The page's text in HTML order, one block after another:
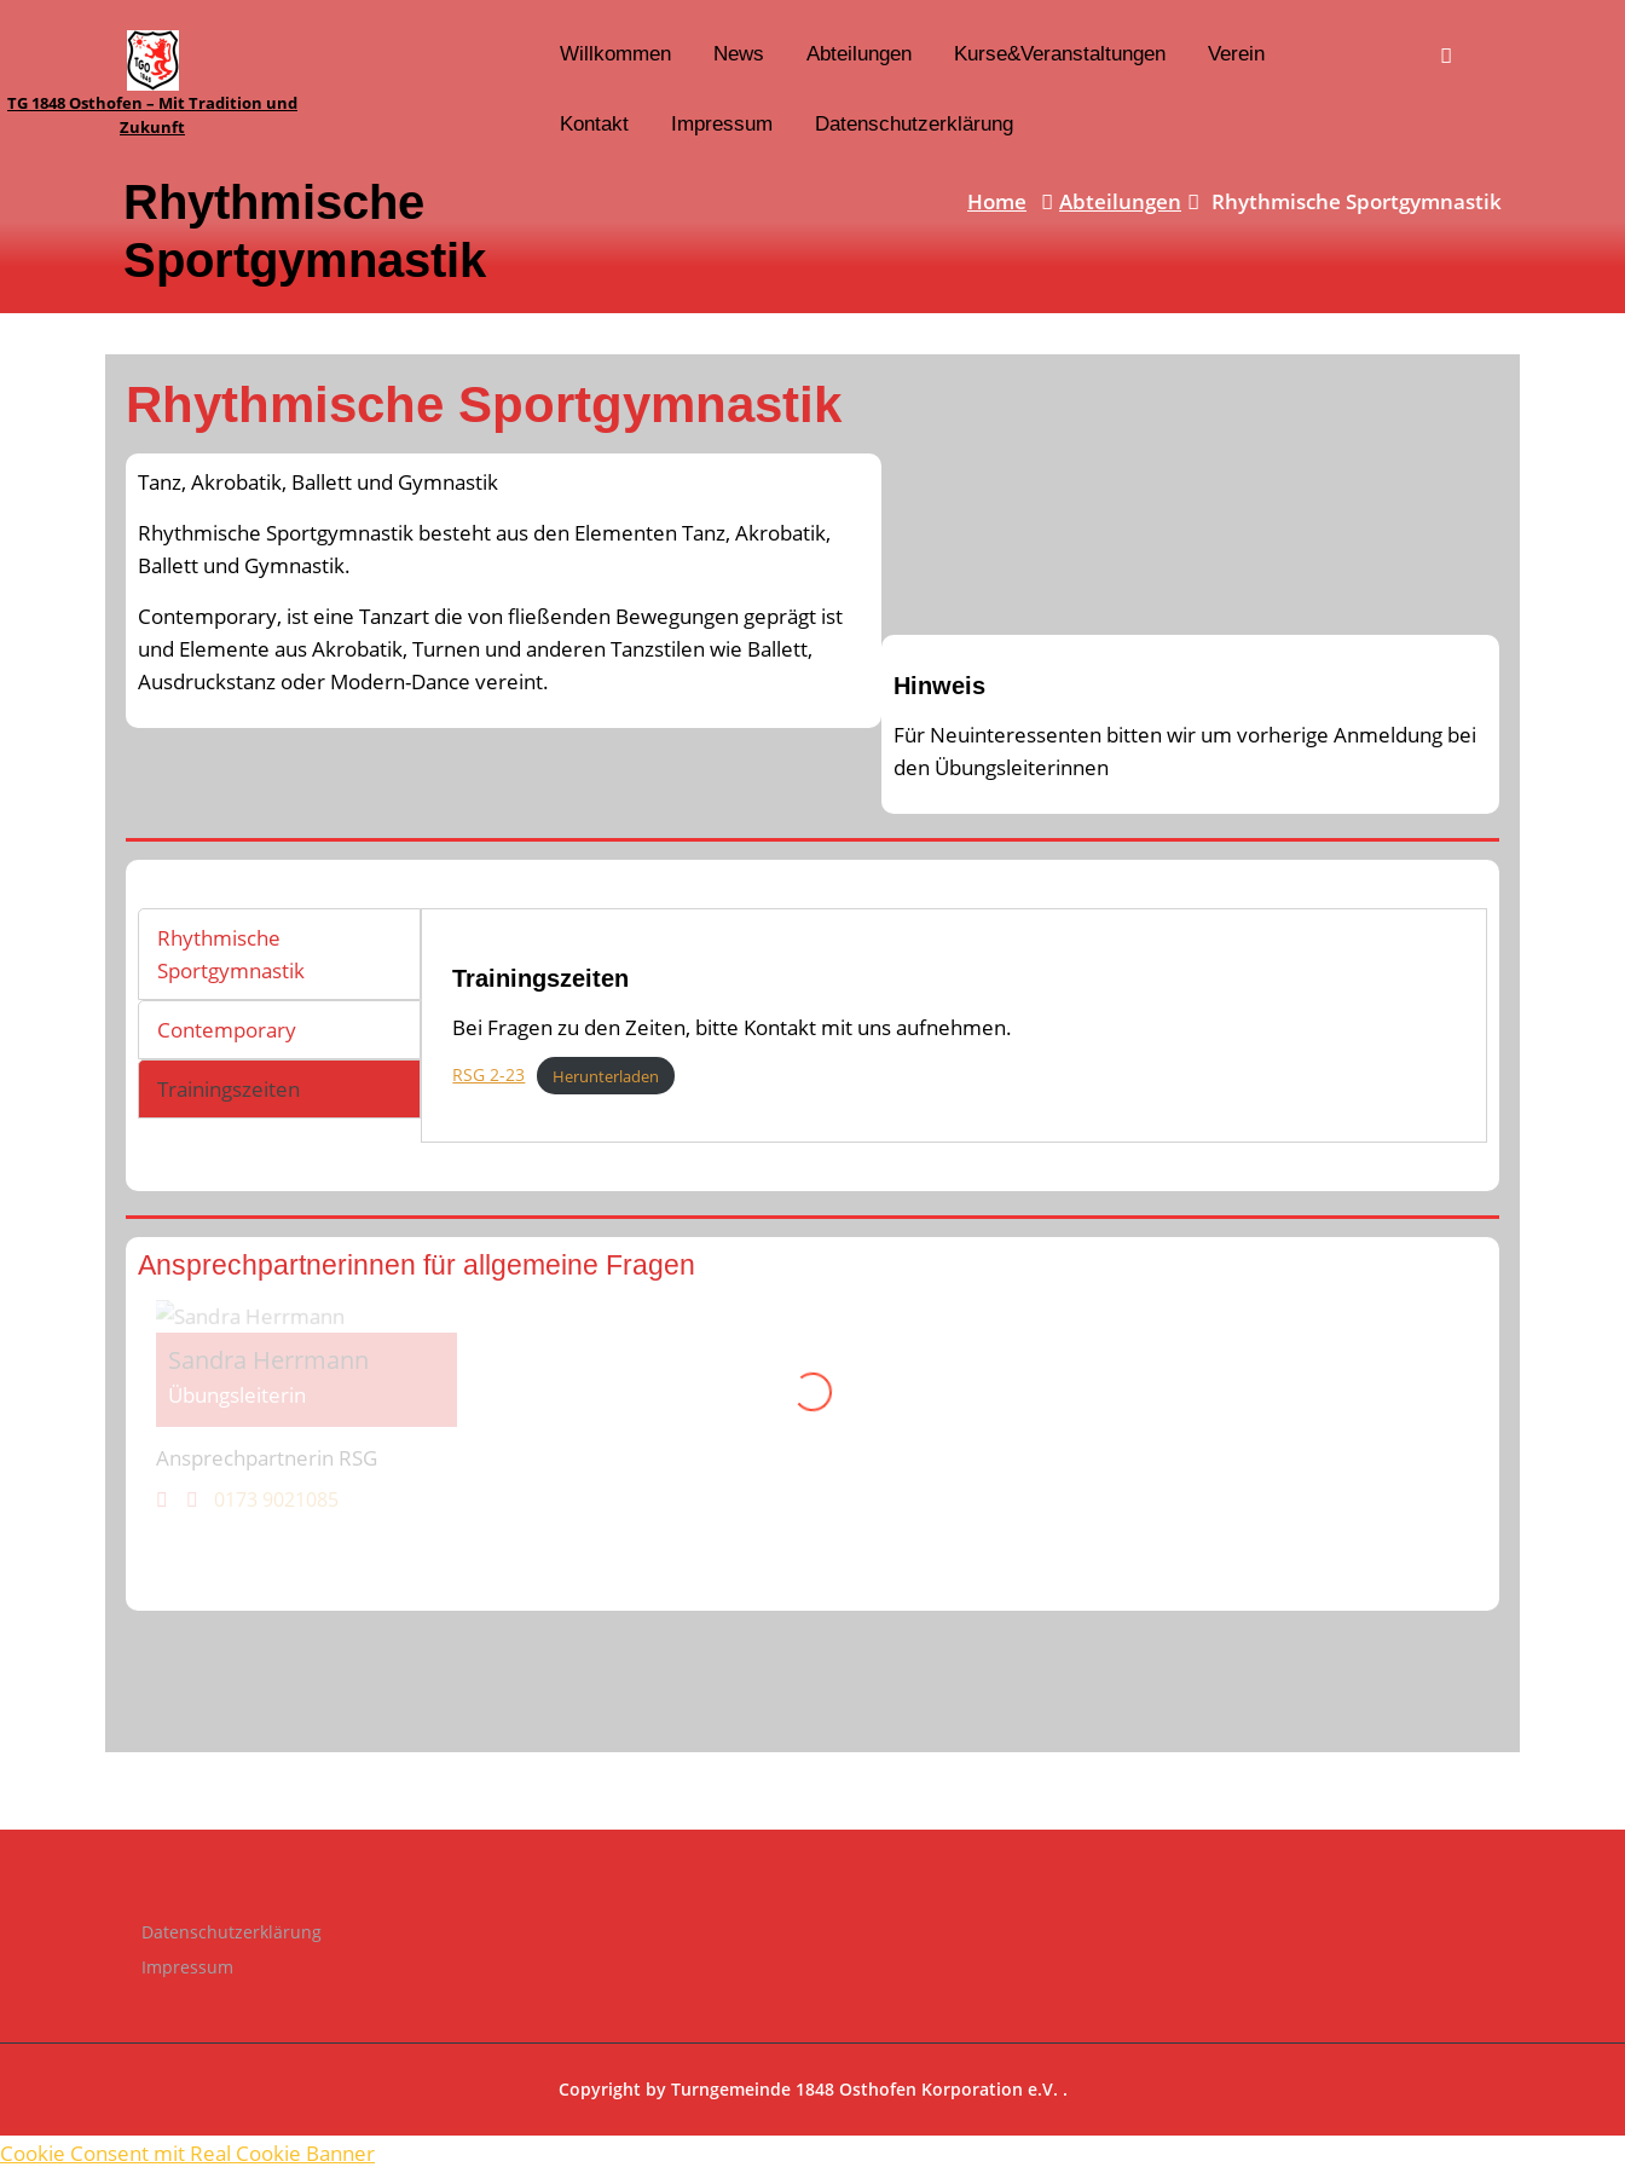
TG 1848 Osthofen – Mit Tradition und
Zukunft
Willkommen News Abteilungen Kurse&Veranstaltungen Verein
Kontakt Impressum Datenschutzerklärung
Rhythmische
Sportgymnastik
Home Abteilungen Rhythmische Sportgymnastik
Rhythmische Sportgymnastik
Tanz, Akrobatik, Ballett und Gymnastik
Rhythmische Sportgymnastik besteht aus den Elementen Tanz, Akrobatik,
Ballett und Gymnastik.
Contemporary, ist eine Tanzart die von fließenden Bewegungen geprägt ist
und Elemente aus Akrobatik, Turnen und anderen Tanzstilen wie Ballett,
Ausdruckstanz oder Modern-Dance vereint.
Hinweis
Für Neuinteressenten bitten wir um vorherige Anmeldung bei
den Übungsleiterinnen
Rhythmische
Sportgymnastik
Contemporary
Trainingszeiten
Trainingszeiten
Bei Fragen zu den Zeiten, bitte Kontakt mit uns aufnehmen.
RSG 2-23 Herunterladen
Ansprechpartnerinnen für allgemeine Fragen
Sandra Herrmann
Übungsleiterin
Ansprechpartnerin RSG
0173 9021085
Datenschutzerklärung
Impressum
Copyright by Turngemeinde 1848 Osthofen Korporation e.V. .
Cookie Consent mit Real Cookie Banner